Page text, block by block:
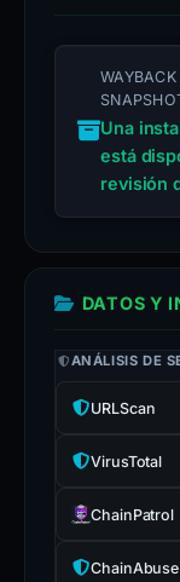
Una
está
revisión
DATOS Y
ANÁLISIS DE
URLScan
VirusTotal
ChainPatrol
ChainAbuse